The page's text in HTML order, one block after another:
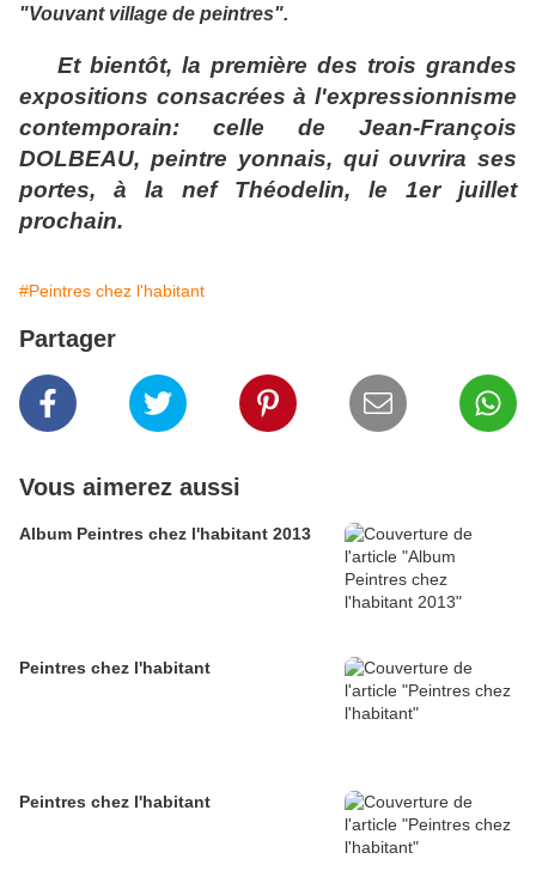
"Vouvant village de peintres".
Et bientôt, la première des trois grandes
expositions consacrées à l'expressionnisme
contemporain: celle de Jean-François
DOLBEAU, peintre yonnais, qui ouvrira ses
portes, à la nef Théodelin, le 1er juillet
prochain.
#Peintres chez l'habitant
Partager
Vous aimerez aussi
Album Peintres chez l'habitant 2013
Peintres chez l'habitant
Peintres chez l'habitant